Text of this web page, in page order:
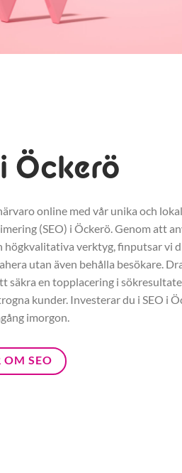
Öckerö
online med vår unika och
(SEO) i Öckerö. Genom att
högkvalitativa verktyg, finputsar vi
utan även behålla besökare.
säkra en topplacering i
kunder. Investerar du i SEO i
imorgon.
OM SEO